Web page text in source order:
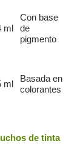
ml
Con base
de
pigmento
ml
Basada en
colorantes
de tinta